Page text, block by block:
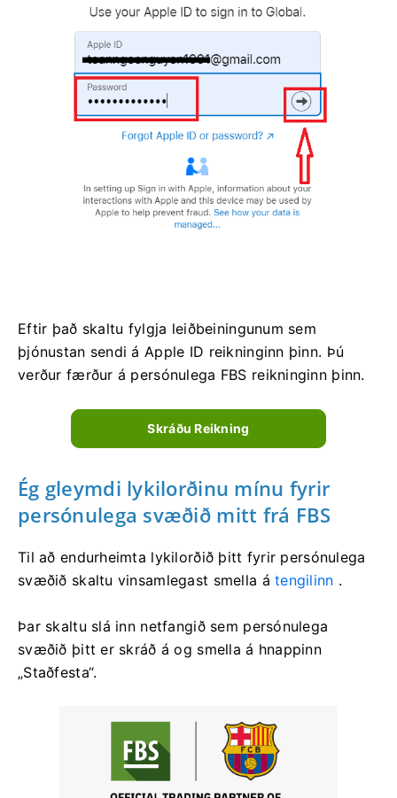
Eftir það skaltu fylgja leiðbeiningunum sem
þjónustan sendi á Apple ID reikninginn þinn. Þú
verður færður á persónulega FBS reikninginn þinn.
Skráðu Reikning
Ég gleymdi lykilorðinu mínu fyrir
persónulega svæðið mitt frá FBS
Til að endurheimta lykilorðið þitt fyrir persónulega
svæðið skaltu vinsamlegast smella átengilinn .
Þar skaltu slá inn netfangið sem persónulega
svæðið þitt er skráð á og smella á hnappinn
„Staðfesta“.